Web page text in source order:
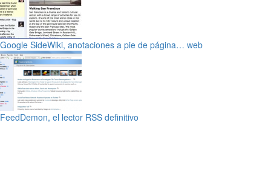
Google SideWiki, anotaciones a pie de página… web
FeedDemon, el lector RSS definitivo